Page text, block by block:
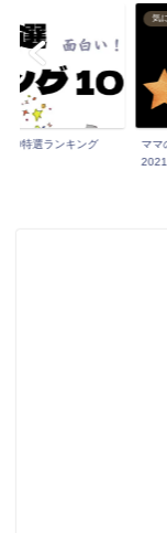
10特選ランキング
気
ママ